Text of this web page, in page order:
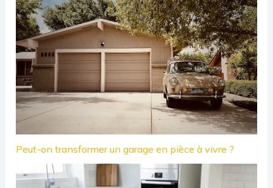
Peut-on transformer un garage en pièce à vivre ?